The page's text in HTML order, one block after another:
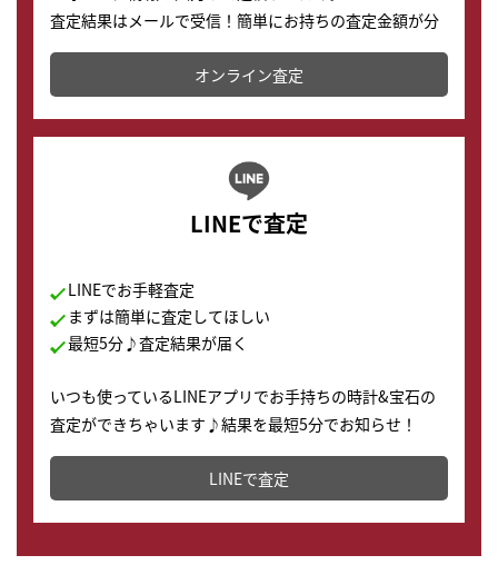
査定結果はメールで受信！簡単にお持ちの査定金額が分
かります。
オンライン査定
LINEで査定
LINEでお手軽査定
まずは簡単に査定してほしい
最短5分♪査定結果が届く
いつも使っているLINEアプリでお手持ちの時計&宝石の
査定ができちゃいます♪結果を最短5分でお知らせ！
どこからでもすぐに査定金額を知ることが出来ます。
LINEで査定